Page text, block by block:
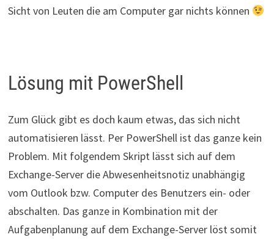
Sicht von Leuten die am Computer gar nichts können
Lösung mit PowerShell
Zum Glück gibt es doch kaum etwas, das sich nicht
automatisieren lässt. Per PowerShell ist das ganze kein
Problem. Mit folgendem Skript lässt sich auf dem
Exchange-Server die Abwesenheitsnotiz unabhängig
vom Outlook bzw. Computer des Benutzers ein- oder
abschalten. Das ganze in Kombination mit der
Aufgabenplanung auf dem Exchange-Server löst somit